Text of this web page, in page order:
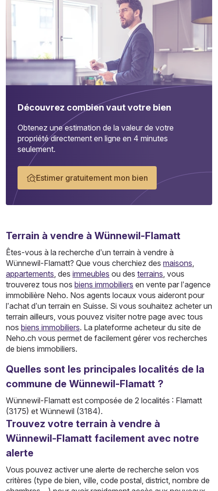
Découvrez combien vaut votre bien
Obtenez une estimation de la valeur de votre
propriété directement en ligne en 4 minutes
seulement.
Estimer gratuitement mon bien
Terrain à vendre à Wünnewil-Flamatt
Êtes-vous à la recherche d’un terrain à vendre à
Wünnewil-Flamatt? Que vous cherchiez des maisons,
appartements, des immeubles ou des terrains, vous
trouverez tous nos biens immobiliers en vente par l’agence
immobilière Neho. Nos agents locaux vous aideront pour
l’achat d’un terrain en Suisse. Si vous souhaitez acheter un
terrain ailleurs, vous pouvez visiter notre page avec tous
nos biens immobiliers. La plateforme acheteur du site de
Neho.ch vous permet de facilement gérer vos recherches
de biens immobiliers.
Quelles sont les principales localités de la
commune de Wünnewil-Flamatt ?
Wünnewil-Flamatt est composée de 2 localités : Flamatt
(3175) et Wünnewil (3184).
Trouvez votre terrain à vendre à
Wünnewil-Flamatt facilement avec notre
alerte
Vous pouvez activer une alerte de recherche selon vos
critères (type de bien, ville, code postal, district, nombre de